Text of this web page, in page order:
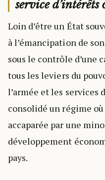
service d’intérêts
Loin d’être un État
à l’émancipation de
sous le contrôle
tous les leviers du
l’armée et les
consolidé un régime
accaparée par une
développement
pays.